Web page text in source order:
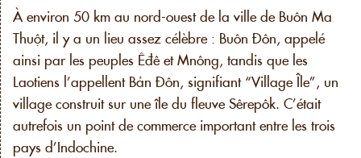
À environ 50 km au nord-ouest de la ville de Buôn Ma
Thuột, il y a un lieu assez célèbre : Buôn Đôn, appelé
ainsi par les peuples Êđê et Mnông, tandis que les
Laotiens l’appellent Bản Đôn, signifiant “Village Île”, un
village construit sur une île du fleuve Sêrepôk. C’était
autrefois un point de commerce important entre les trois
pays d’Indochine.